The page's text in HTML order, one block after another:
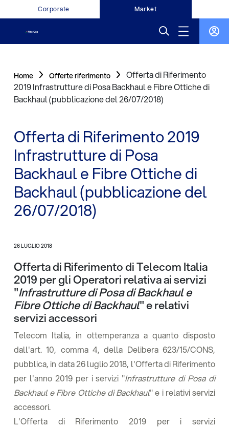
Corporate Market
Home Offerte riferimento
Offerta di Riferimento
2019 Infrastrutture di Posa Backhaul e Fibre Ottiche di
Backhaul (pubblicazione del 26/07/2018)
Offerta di Riferimento 2019
Infrastrutture di Posa
Backhaul e Fibre Ottiche di
Backhaul (pubblicazione del
26/07/2018)
26 LUGLIO 2018
Offerta di Riferimento di Telecom Italia
2019 per gli Operatori relativa ai servizi
"Infrastrutture di Posa di Backhaul e
Fibre Ottiche di Backhaul" e relativi
servizi accessori
Telecom Italia, in ottemperanza a quanto disposto
dall'art. 10, comma 4, della Delibera 623/15/CONS,
pubblica, in data 26 luglio 2018, l'Offerta di Riferimento
per l'anno 2019 per i servizi "Infrastrutture di Posa di
Backhaul e Fibre Ottiche di Backhaul" e i relativi servizi
accessori.
L'Offerta di Riferimento 2019 per i servizi